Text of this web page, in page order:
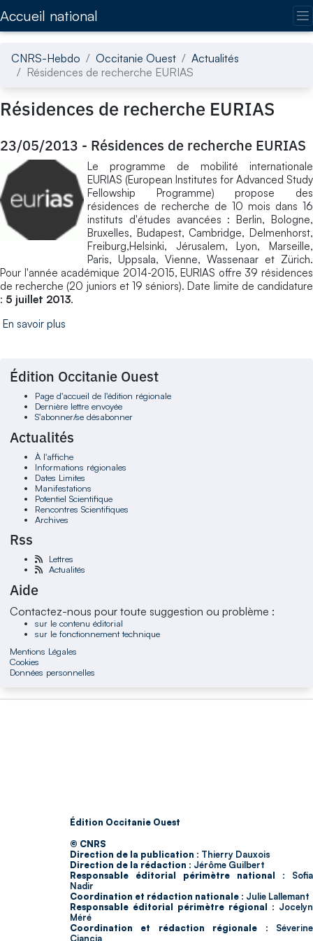
Accueil national
CNRS-Hebdo Occitanie Ouest
Actualités
Résidences de recherche EURIAS
Résidences de recherche EURIAS
23/05/2013 - Résidences de recherche EURIAS
Le programme de mobilité internationale
EURIAS (European Institutes for Advanced Study
Fellowship Programme) propose des
résidences de recherche de 10 mois dans 16
instituts d'études avancées : Berlin, Bologne,
Bruxelles, Budapest, Cambridge, Delmenhorst,
Freiburg,Helsinki, Jérusalem, Lyon, Marseille,
Paris, Uppsala, Vienne, Wassenaar et Zürich.
Pour l'année académique 2014-2015, EURIAS offre 39 résidences
de recherche (20 juniors et 19 séniors). Date limite de candidature
: 5 juillet 2013.
En savoir plus
Édition Occitanie Ouest
Page d'accueil de l'édition régionale
Dernière lettre envoyée
S'abonner/se désabonner
Actualités
À l'affiche
Informations régionales
Dates Limites
Manifestations
Potentiel Scientifique
Rencontres Scientifiques
Archives
Rss
Lettres
Actualités
Aide
Contactez-nous pour toute suggestion ou problème :
sur le contenu éditorial
sur le fonctionnement technique
Mentions Légales
Cookies
Données personnelles
Édition Occitanie Ouest
© CNRS
Direction de la publication : Thierry Dauxois
Direction de la rédaction : Jérôme Guilbert
Responsable éditorial périmètre national : Sofia
Nadir
Coordination et rédaction nationale : Julie Lallemant
Responsable éditorial périmètre régional : Jocelyn
Méré
Coordination et rédaction régionale : Séverine
Ciancia